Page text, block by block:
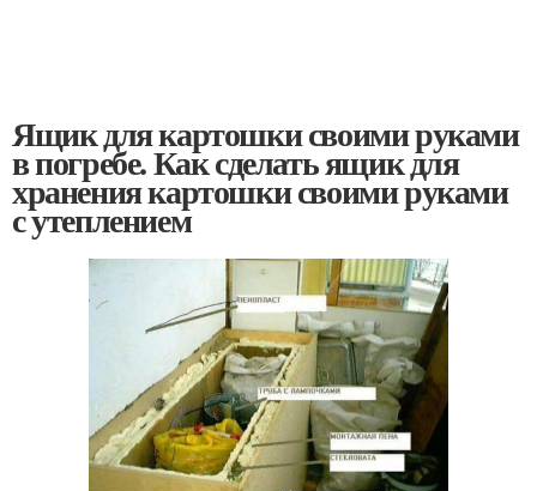
Ящик для картошки своими руками
в погребе. Как сделать ящик для
хранения картошки своими руками
с утеплением